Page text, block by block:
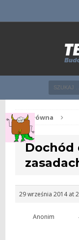
Str. główna
Dochód
29 września 2014 at
Anonim